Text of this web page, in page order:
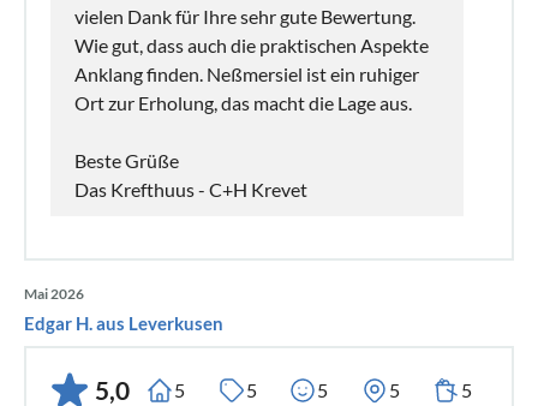
vielen Dank für Ihre sehr gute Bewertung.
Wie gut, dass auch die praktischen Aspekte
Anklang finden. Neßmersiel ist ein ruhiger
Ort zur Erholung, das macht die Lage aus.
Beste Grüße
Das Krefthuus - C+H Krevet
Mai 2026
Edgar H. aus Leverkusen
5,0 5 5 5 5 5